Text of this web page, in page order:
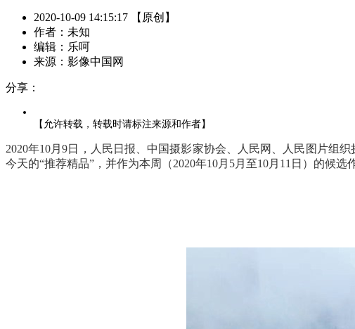
2020-10-09 14:15:17 【原创】
作者：未知
编辑：乐呵
来源：影像中国网
分享：
【允许转载，转载时请标注来源和作者】
2020年10月9日，人民日报、中国摄影家协会、人民网、人民图片组
今天的“推荐精品”，并作为本周（2020年10月5月至10月11日）的候选